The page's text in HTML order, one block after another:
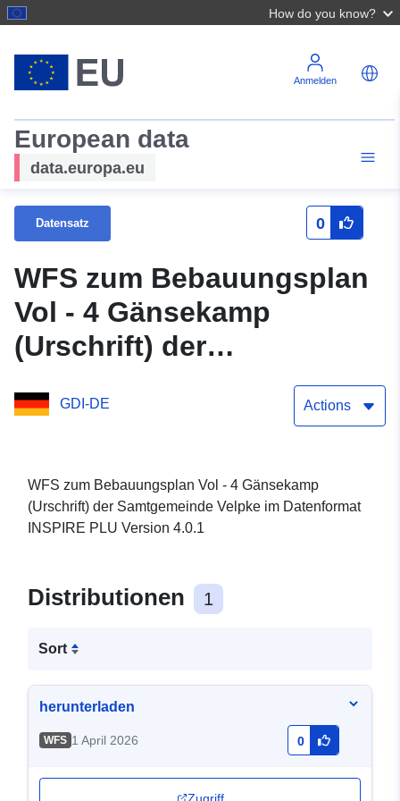
How do you know?
Anmelden
European data
data.europa.eu
Datensatz 0
WFS zum Bebauungsplan
Vol - 4 Gänsekamp
(Urschrift) der
Samtgemeinde Velpke
GDI-DE Actions
WFS zum Bebauungsplan Vol - 4 Gänsekamp
(Urschrift) der Samtgemeinde Velpke im Datenformat
INSPIRE PLU Version 4.0.1
Distributionen 1
Sort
herunterladen
WFS 1 April 2026 0